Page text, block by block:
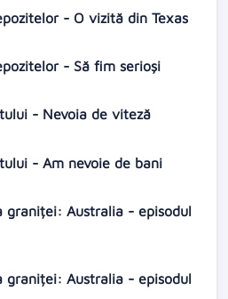
- O vizită din Texas
- Să fim serioși
- Nevoia de viteză
- Am nevoie de bani
graniței: Australia - episodul
graniței: Australia - episodul